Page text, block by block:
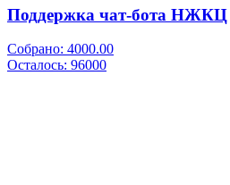
Поддержка чат-бота НЖКЦ
Собрано: 4000.00
Осталось: 96000